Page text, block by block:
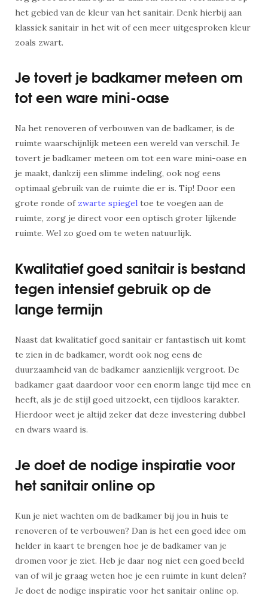
het gebied van de kleur van het sanitair. Denk hierbij aan
klassiek sanitair in het wit of een meer uitgesproken kleur
zoals zwart.
Je tovert je badkamer meteen om
tot een ware mini-oase
Na het renoveren of verbouwen van de badkamer, is de
ruimte waarschijnlijk meteen een wereld van verschil. Je
tovert je badkamer meteen om tot een ware mini-oase en
je maakt, dankzij een slimme indeling, ook nog eens
optimaal gebruik van de ruimte die er is. Tip! Door een
grote ronde of zwarte spiegel toe te voegen aan de
ruimte, zorg je direct voor een optisch groter lijkende
ruimte. Wel zo goed om te weten natuurlijk.
Kwalitatief goed sanitair is bestand
tegen intensief gebruik op de
lange termijn
Naast dat kwalitatief goed sanitair er fantastisch uit komt
te zien in de badkamer, wordt ook nog eens de
duurzaamheid van de badkamer aanzienlijk vergroot. De
badkamer gaat daardoor voor een enorm lange tijd mee en
heeft, als je de stijl goed uitzoekt, een tijdloos karakter.
Hierdoor weet je altijd zeker dat deze investering dubbel
en dwars waard is.
Je doet de nodige inspiratie voor
het sanitair online op
Kun je niet wachten om de badkamer bij jou in huis te
renoveren of te verbouwen? Dan is het een goed idee om
helder in kaart te brengen hoe je de badkamer van je
dromen voor je ziet. Heb je daar nog niet een goed beeld
van of wil je graag weten hoe je een ruimte in kunt delen?
Je doet de nodige inspiratie voor het sanitair online op.